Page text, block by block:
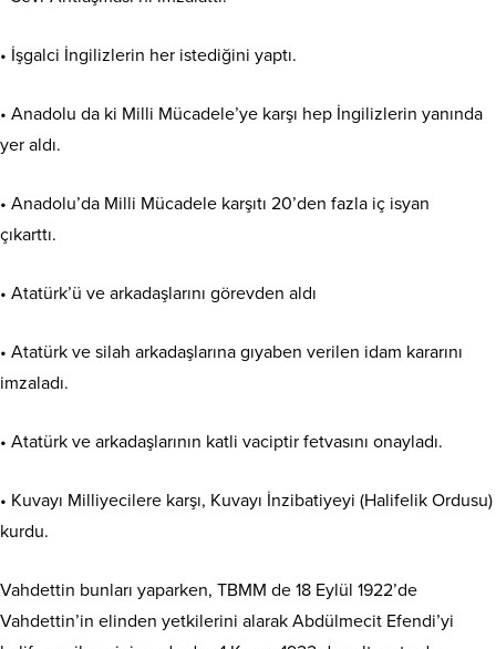
• İşgalci İngilizlerin her istediğini yaptı.
• Anadolu da ki Milli Mücadele’ye karşı hep İngilizlerin yanında
yer aldı.
• Anadolu’da Milli Mücadele karşıtı 20’den fazla iç isyan
çıkarttı.
• Atatürk’ü ve arkadaşlarını görevden aldı
• Atatürk ve silah arkadaşlarına gıyaben verilen idam kararını
imzaladı.
• Atatürk ve arkadaşlarının katli vaciptir fetvasını onayladı.
• Kuvayı Milliyecilere karşı, Kuvayı İnzibatiyeyi (Halifelik Ordusu)
kurdu.
Vahdettin bunları yaparken, TBMM de 18 Eylül 1922’de
Vahdettin’in elinden yetkilerini alarak Abdülmecit Efendi’yi